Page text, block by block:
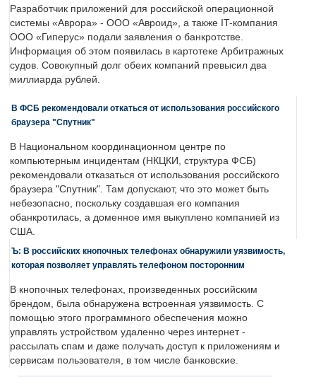
Разработчик приложений для российской операционной
системы «Аврора» - ООО «Авроид», а также IT-компания
ООО «Гиперус» подали заявления о банкротстве.
Информация об этом появилась в картотеке Арбитражных
судов. Совокупный долг обеих компаний превысил два
миллиарда рублей.
В ФСБ рекомендовали откаться от использования российского
браузера "Спутник"
В Национальном координационном центре по
компьютерным инцидентам (НКЦКИ, структура ФСБ)
рекомендовали отказаться от использования российского
браузера "Спутник". Там допускают, что это может быть
небезопасно, поскольку создавшая его компания
обанкротилась, а доменное имя выкуплено компанией из
США.
Ъ: В российских кнопочных телефонах обнаружили уязвимость,
которая позволяет управлять телефоном посторонним
В кнопочных телефонах, произведенных российским
брендом, была обнаружена встроенная уязвимость. С
помощью этого программного обеспечения можно
управлять устройством удаленно через интернет -
рассылать спам и даже получать доступ к приложениям и
сервисам пользователя, в том числе банковские.